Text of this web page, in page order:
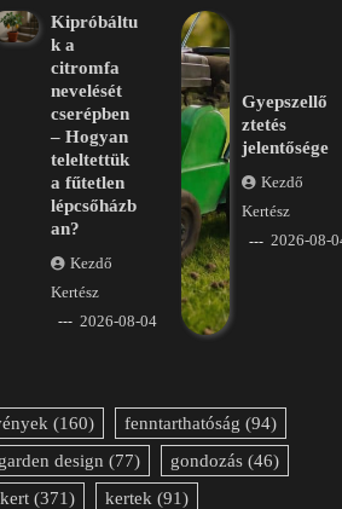
Kipróbáltu
k a
citromfa
nevelését
cserépben
– Hogyan
teleltettük
a fűtetlen
lépcsőházb
an?
Kezdő
Kertész
2026-08-04
Gyepszellő
ztetés
jelentősége
Kezdő
Kertész
2026-08-
(160) fenntarthatóság (94)
garden design (77) gondozás (46)
kert (371) kertek (91)